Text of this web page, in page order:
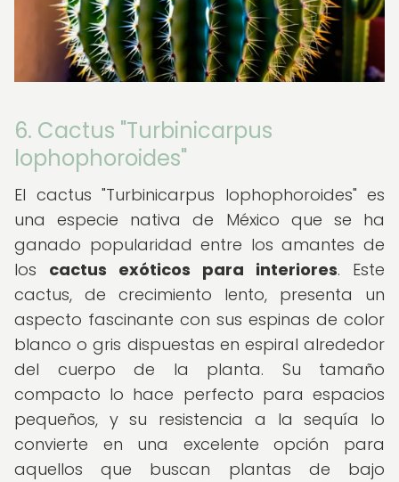
6. Cactus "Turbinicarpus
lophophoroides"
El cactus "Turbinicarpus lophophoroides" es
una especie nativa de México que se ha
ganado popularidad entre los amantes de
los cactus exóticos para interiores. Este
cactus, de crecimiento lento, presenta un
aspecto fascinante con sus espinas de color
blanco o gris dispuestas en espiral alrededor
del cuerpo de la planta. Su tamaño
compacto lo hace perfecto para espacios
pequeños, y su resistencia a la sequía lo
convierte en una excelente opción para
aquellos que buscan plantas de bajo